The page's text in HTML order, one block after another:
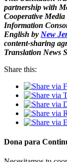
partnership with
Cooperative
Information
English by New
content-sharing
Translation News
Share this:
Dona para